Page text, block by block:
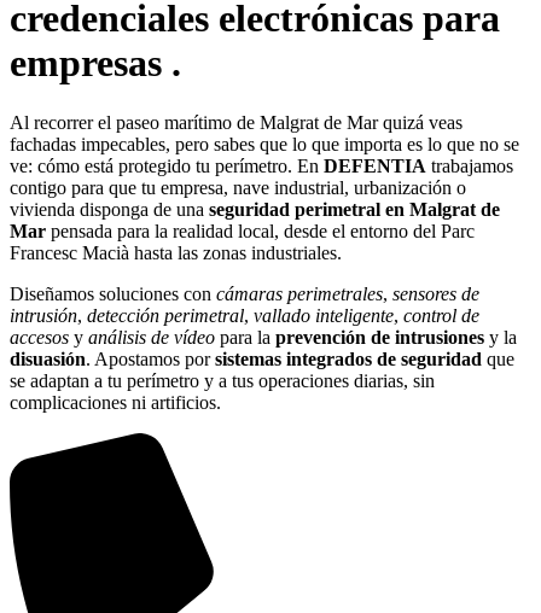
credenciales electrónicas para
empresas .
Al recorrer el paseo marítimo de Malgrat de Mar quizá veas
fachadas impecables, pero sabes que lo que importa es lo que no se
ve: cómo está protegido tu perímetro. En DEFENTIA trabajamos
contigo para que tu empresa, nave industrial, urbanización o
vivienda disponga de una seguridad perimetral en Malgrat de
Mar pensada para la realidad local, desde el entorno del Parc
Francesc Macià hasta las zonas industriales.
Diseñamos soluciones con cámaras perimetrales, sensores de
intrusión, detección perimetral, vallado inteligente, control de
accesos y análisis de vídeo para la prevención de intrusiones y la
disuasión. Apostamos porsistemas integrados de seguridad que
se adaptan a tu perímetro y a tus operaciones diarias, sin
complicaciones ni artificios.